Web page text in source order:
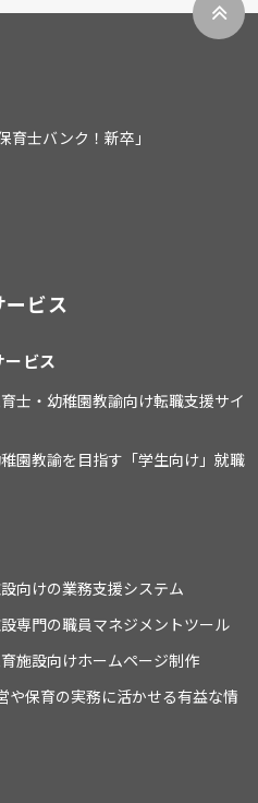
育士バンク！新卒」
ービス
ビス
士・幼稚園教諭向け転職支援サイ
園教諭を目指す「学生向け」就職
向けの業務支援システム
専門の職員マネジメントツール
施設向けホームページ制作
や保育の実務に活かせる有益な情